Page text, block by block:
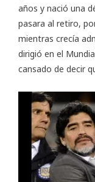
años y nació una
pasara al retiro,
mientras crecía
dirigió en el
cansado de decir